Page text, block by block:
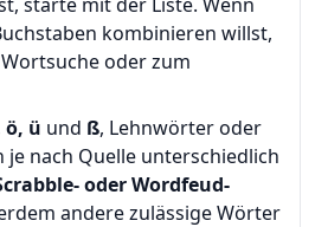
kombinieren willst,
oder zum
ö, ü und ß, Lehnwörter oder
je nach Quelle unterschiedlich
oder Wordfeud-
andere zulässige Wörter